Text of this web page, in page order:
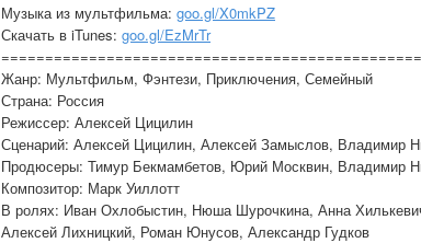
Музыка из мультфильма: goo.gl/X0mkPZ
Скачать в iTunes: goo.gl/EzMrTr
Жанр: Мультфильм, Фэнтези, Приключения, Семейный
Страна: Россия
Режиссер: Алексей Цицилин
Сценарий: Алексей Цицилин, Алексей Замыслов, Владимир
Продюсеры: Тимур Бекмамбетов, Юрий Москвин, Владимир
Композитор: Марк Уиллотт
В ролях: Иван Охлобыстин, Нюша Шурочкина, Анна
Алексей Лихницкий, Роман Юнусов, Александр Гудков